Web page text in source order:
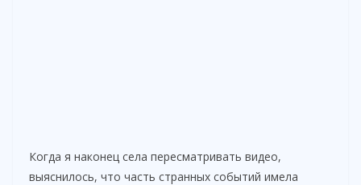
Когда я наконец села пересматривать видео,
выяснилось, что часть странных событий имела